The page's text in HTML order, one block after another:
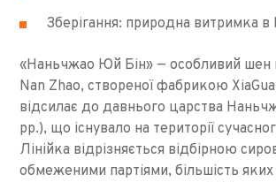
Зберігання: природна витримка в
«Наньчжао Юй Бін» — особливий шен
Nan Zhao, створеної фабрикою
відсилає до давнього царства
рр.), що існувало на території
Лінійка відрізняється відбірною
обмеженими партіями, більшість